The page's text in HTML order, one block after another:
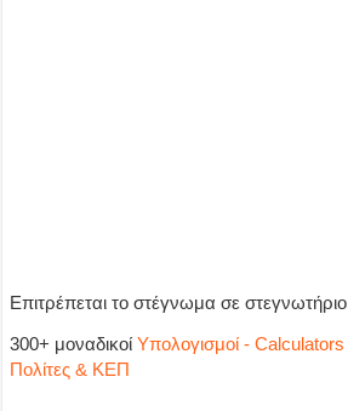
Επιτρέπεται το στέγνωμα σε στεγνωτήριο
300+ μοναδικοίΥπολογισμοί - Calculators
Πολίτες & ΚΕΠ